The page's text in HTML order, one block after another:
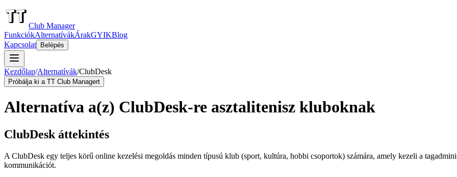
Club Manager
FunkciókAlternatívákÁrakGYIKBlog
Kapcsolat
Belépés
Kezdőlap/Alternatívák/ClubDesk
Próbálja ki a TT Club Managert
Alternatíva a(z) ClubDesk-re asztalitenisz kluboknak
ClubDesk áttekintés
A ClubDesk egy teljes körű online kezelési megoldás minden típusú klub (sport, kultúra, hobbi csoportok) számára, amely kezeli a
kommunikációt.